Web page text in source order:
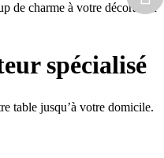
de charme à votre décoration
spécialisé
table jusqu’à votre domicile.